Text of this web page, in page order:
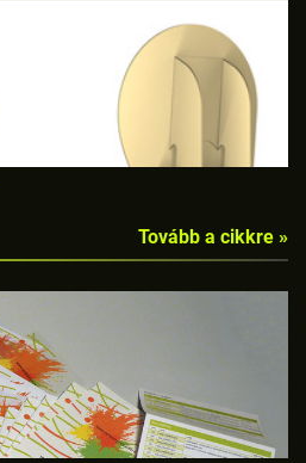
Tovább a cikkre »